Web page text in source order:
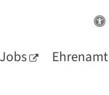
Jobs Ehrenamt